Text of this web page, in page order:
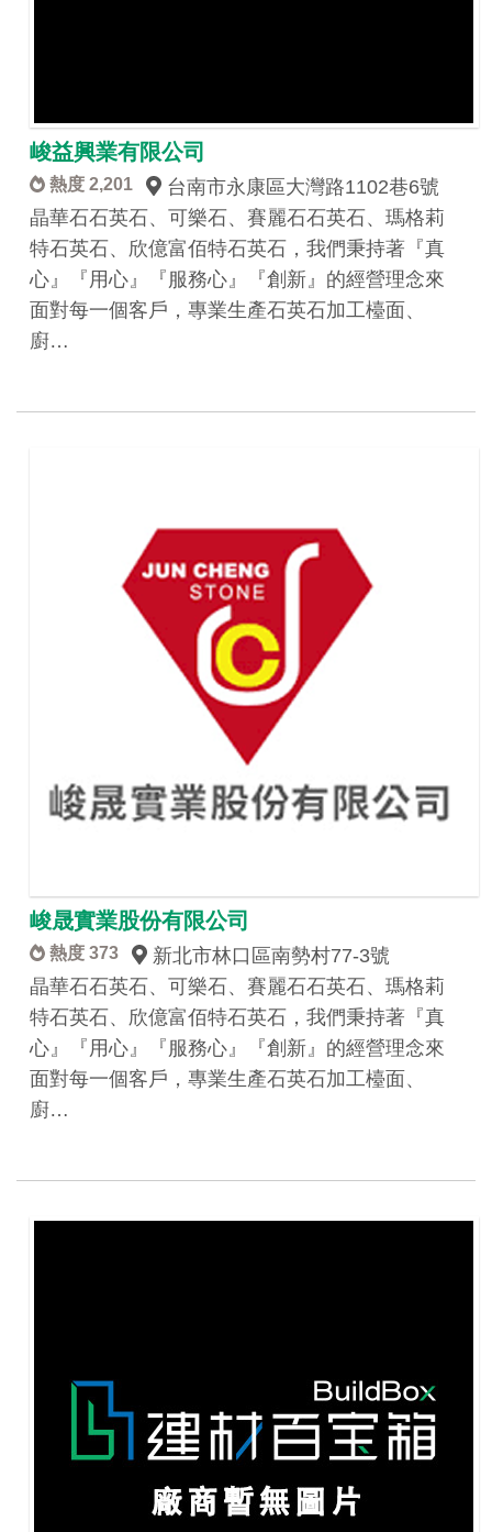
峻益興業有限公司
熱度 2,201
台南市永康區大灣路1102巷6號
晶華石石英石、可樂石、賽麗石石英石、瑪格莉
特石英石、欣億富佰特石英石，我們秉持著『真
心』『用心』『服務心』『創新』的經營理念來
面對每一個客戶，專業生產石英石加工檯面、
廚…
峻晟實業股份有限公司
熱度 373
新北市林口區南勢村77-3號
晶華石石英石、可樂石、賽麗石石英石、瑪格莉
特石英石、欣億富佰特石英石，我們秉持著『真
心』『用心』『服務心』『創新』的經營理念來
面對每一個客戶，專業生產石英石加工檯面、
廚…